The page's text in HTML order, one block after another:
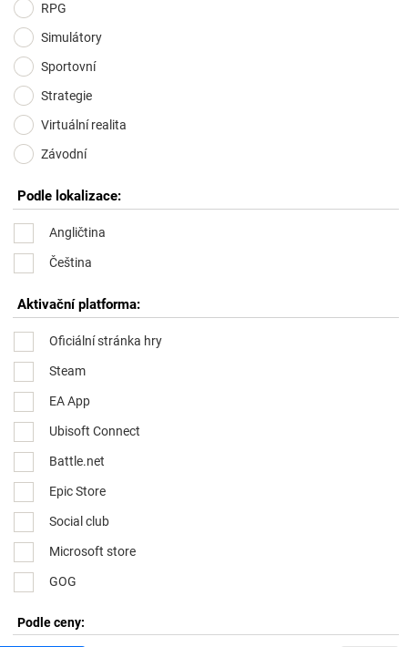
RPG
Simulátory
Sportovní
Strategie
Virtuální realita
Závodní
Podle lokalizace:
Angličtina
Čeština
Aktivační platforma:
Oficiální stránka hry
Steam
EA App
Ubisoft Connect
Battle.net
Epic Store
Social club
Microsoft store
GOG
Podle ceny: